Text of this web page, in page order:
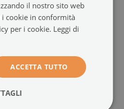
€
Rivestimento parete
Grafica di astrazione
dimensione da: 100x50 cm
114.99 €
il nostro sito web
cookie in conformità
per i cookie. Leggi di
ACCETTA TUTTO